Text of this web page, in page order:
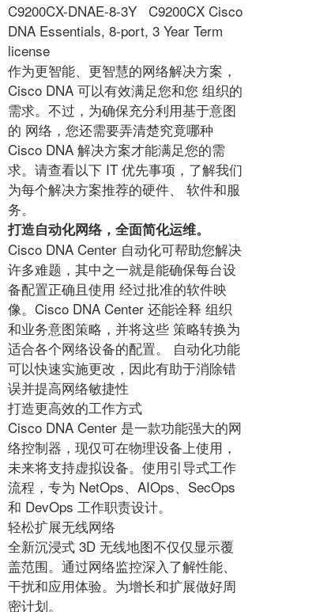
C9200CX-DNAE-8-3Y C9200CX Cisco
DNA Essentials, 8-port, 3 Year Term
license
作为更智能、更智慧的网络解决方案，
Cisco DNA 可以有效满足您和您 组织的
需求。不过，为确保充分利用基于意图
的 网络，您还需要弄清楚究竟哪种
Cisco DNA 解决方案才能满足您的需
求。请查看以下 IT 优先事项，了解我们
为每个解决方案推荐的硬件、 软件和服
务。
打造自动化网络，全面简化运维。
Cisco DNA Center 自动化可帮助您解决
许多难题，其中之一就是能确保每台设
备配置正确且使用 经过批准的软件映
像。Cisco DNA Center 还能诠释 组织
和业务意图策略，并将这些 策略转换为
适合各个网络设备的配置。 自动化功能
可以快速实施更改，因此有助于消除错
误并提高网络敏捷性
打造更高效的工作方式
Cisco DNA Center 是一款功能强大的网
络控制器，现仅可在物理设备上使用，
未来将支持虚拟设备。使用引导式工作
流程，专为 NetOps、AIOps、SecOps
和 DevOps 工作职责设计。
轻松扩展无线网络
全新沉浸式 3D 无线地图不仅仅显示覆
盖范围。通过网络监控深入了解性能、
干扰和应用体验。为增长和扩展做好周
密计划。